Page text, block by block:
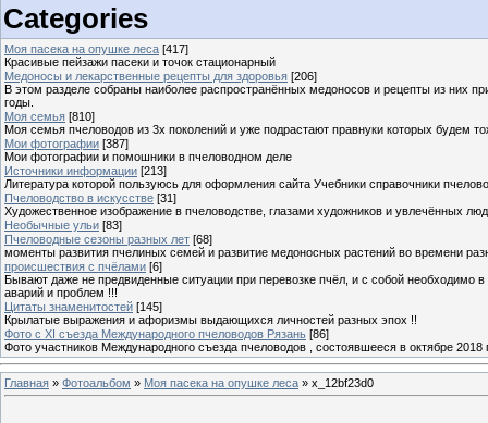
Categories
Моя пасека на опушке леса [417]
Красивые пейзажи пасеки и точок стационарный
Медоносы и лекарственные рецепты для здоровья [206]
В этом разделе собраны наиболее распространённых медоносов и рецепты из них
годы.
Моя семья [810]
Моя семья пчеловодов из 3х поколений и уже подрастают правнуки которых будем
Мои фотографии [387]
Мои фотографии и помошники в пчеловодном деле
Источники информации [213]
Литература которой пользуюсь для оформления сайта Учебники справочники
Пчеловодство в искусстве [31]
Художественное изображение в пчеловодстве, глазами художников и увлечённых
Необычные ульи [83]
Пчеловодные сезоны разных лет [68]
моменты развития пчелиных семей и развитие медоносных растений во времени
происшествия с пчёлами [6]
Бывают даже не предвиденные ситуации при перевозке пчёл, и с собой необходимо
аварий и проблем !!!
Цитаты знаменитостей [145]
Крылатые выражения и афоризмы выдающихся личностей разных эпох !!
Фото с XI съезда Международного пчеловодов Рязань [86]
Фото участников Международного съезда пчеловодов , состоявшееся в октябре 2018
Главная » Фотоальбом » Моя пасека на опушке леса » x_12bf23d0